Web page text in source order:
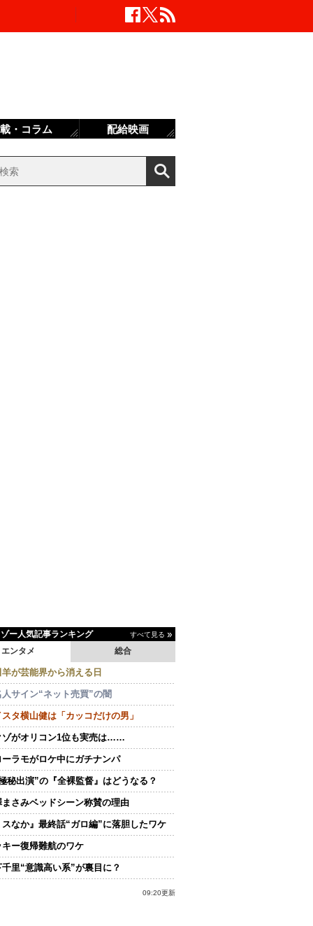
ー人気記事ランキング すべて見る
エンタメ 総合
が芸能界から消える日
人サイン“ネット売買”の闇
タ横山健は「カッコだけの男」
ゾがオリコン1位も実売は……
ーラモがロケ中にガチナンパ
秘出演”の『全裸監督』はどうなる？
まさみベッドシーン称賛の理由
スなか』最終話“ガロ編”に落胆したワケ
キー復帰難航のワケ
里“意識高い系”が裏目に？
09:20更新
・コラム 配給映画